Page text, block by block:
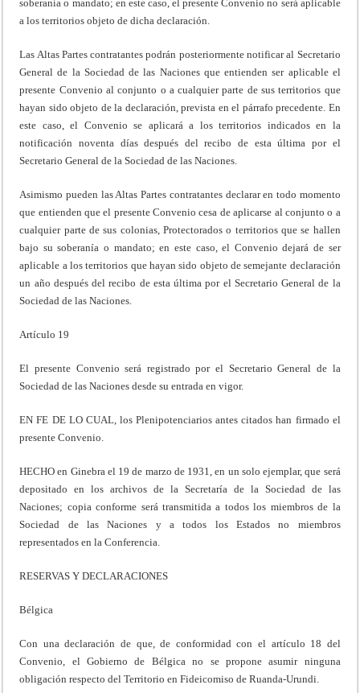
soberanía o mandato; en este caso, el presente Convenio no será aplicable
a los territorios objeto de dicha declaración.
Las Altas Partes contratantes podrán posteriormente notificar al Secretario
General de la Sociedad de las Naciones que entienden ser aplicable el
presente Convenio al conjunto o a cualquier parte de sus territorios que
hayan sido objeto de la declaración, prevista en el párrafo precedente. En
este caso, el Convenio se aplicará a los territorios indicados en la
notificación noventa días después del recibo de esta última por el
Secretario General de la Sociedad de las Naciones.
Asimismo pueden las Altas Partes contratantes declarar en todo momento
que entienden que el presente Convenio cesa de aplicarse al conjunto o a
cualquier parte de sus colonias, Protectorados o territorios que se hallen
bajo su soberanía o mandato; en este caso, el Convenio dejará de ser
aplicable a los territorios que hayan sido objeto de semejante declaración
un año después del recibo de esta última por el Secretario General de la
Sociedad de las Naciones.
Artículo 19
El presente Convenio será registrado por el Secretario General de la
Sociedad de las Naciones desde su entrada en vigor.
EN FE DE LO CUAL, los Plenipotenciarios antes citados han firmado el
presente Convenio.
HECHO en Ginebra el 19 de marzo de 1931, en un solo ejemplar, que será
depositado en los archivos de la Secretaría de la Sociedad de las
Naciones; copia conforme será transmitida a todos los miembros de la
Sociedad de las Naciones y a todos los Estados no miembros
representados en la Conferencia.
RESERVAS Y DECLARACIONES
Bélgica
Con una declaración de que, de conformidad con el artículo 18 del
Convenio, el Gobierno de Bélgica no se propone asumir ninguna
obligación respecto del Territorio en Fideicomiso de Ruanda-Urundi.